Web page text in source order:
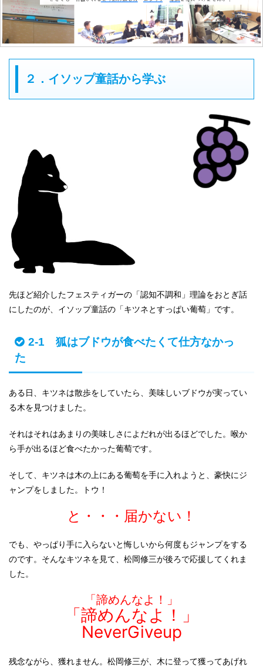
２．イソップ童話から学ぶ
先ほど紹介したフェスティガーの「認知不調和」理論をおとぎ話
にしたのが、イソップ童話の「キツネとすっぱい葡萄」です。
2-1 狐はブドウが食べたくて仕方なかっ
た
ある日、キツネは散歩をしていたら、美味しいブドウが実ってい
る木を見つけました。
それはそれはあまりの美味しさによだれが出るほどでした。喉か
ら手が出るほど食べたかった葡萄です。
そして、キツネは木の上にある葡萄を手に入れようと、豪快にジ
ャンプをしました。トウ！
と・・・届かない！
でも、やっぱり手に入らないと悔しいから何度もジャンプをする
のです。そんなキツネを見て、松岡修三が後ろで応援してくれま
した。
「諦めんなよ！」
「諦めんなよ！」
NeverGiveup
残念ながら、獲れません。松岡修三が、木に登って獲ってあげれ